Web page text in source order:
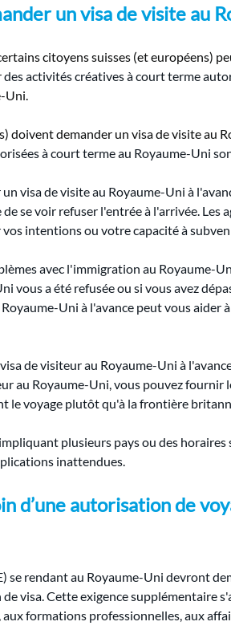
un visa de visite au
citoyens suisses (et européens)
des activités créatives à court terme
Uni.
doivent demander un visa de visite au
à court terme au Royaume-Uni
visa de visite au Royaume-Uni à
se voir refuser l'entrée à l'arrivée. Les
intentions ou votre capacité à
avec l'immigration au Royaume-
vous a été refusée ou si vous avez
Uni à l'avance peut vous aider
de visiteur au Royaume-Uni à
au Royaume-Uni, vous pouvez
le voyage plutôt qu'à la frontière
plusieurs pays ou des horaires
inattendues.
d’une autorisation de
se rendant au Royaume-Uni devront
visa. Cette exigence supplémentaire
formations professionnelles, aux